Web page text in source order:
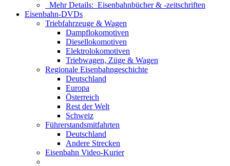
Mehr Details: Eisenbahnbücher & -zeitschriften
Eisenbahn-DVDs
Triebfahrzeuge & Wagen
Dampflokomotiven
Diesellokomotiven
Elektrolokomotiven
Triebwagen, Züge & Wagen
Regionale Eisenbahngeschichte
Deutschland
Europa
Österreich
Rest der Welt
Schweiz
Führerstandsmitfahrten
Deutschland
Andere Strecken
Eisenbahn Video-Kurier